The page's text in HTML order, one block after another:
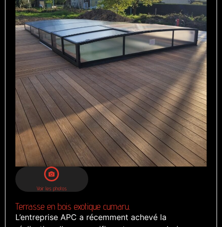
Voir les photos
Terrasse en bois exotique cumaru.
L’entreprise APC a récemment achevé la